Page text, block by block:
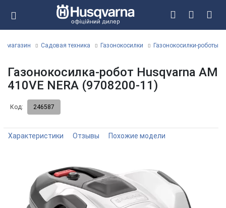
магазин Садовая техника Газонокосилки Газонокосилки-роботы
Газонокосилка-робот Husqvarna AM
410VE NERA (9708200-11)
Код: 246587
Характеристики Отзывы Похожие модели